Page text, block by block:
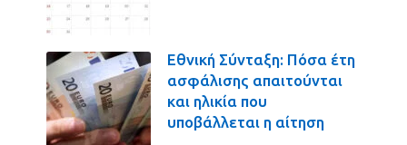
Εθνική Σύνταξη: Πόσα έτη
ασφάλισης απαιτούνται
και ηλικία που
υποβάλλεται η αίτηση